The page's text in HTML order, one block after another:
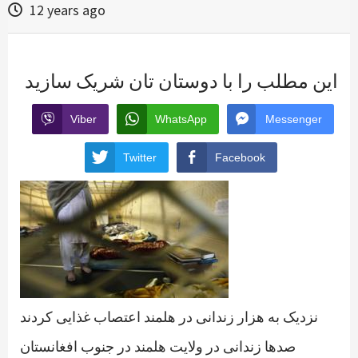
12 years ago
این مطلب را با دوستان تان شریک سازید
Viber WhatsApp Messenger
Twitter Facebook
نزدیک به هزار زندانی در هلمند اعتصاب غذایی کردند
صدها زندانی در ولایت هلمند در جنوب افغانستان